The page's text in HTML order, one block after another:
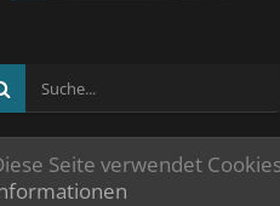
Seite verwendet